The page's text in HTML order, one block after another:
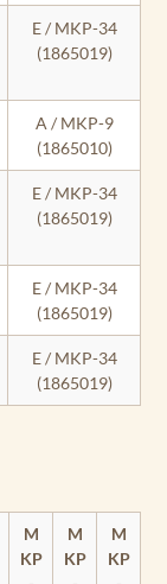
E / MKP-34
(1865019)
A / MKP-9
(1865010)
E / MKP-34
(1865019)
E / MKP-34
(1865019)
E / MKP-34
(1865019)
M
KP
M
KP
M
KP